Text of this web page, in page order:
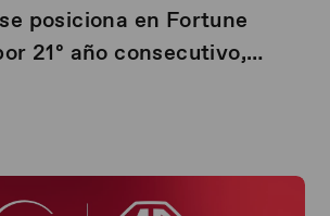
posiciona en Fortune
21º año consecutivo,
global